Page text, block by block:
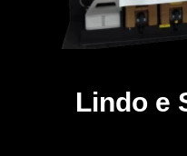
Lindo e